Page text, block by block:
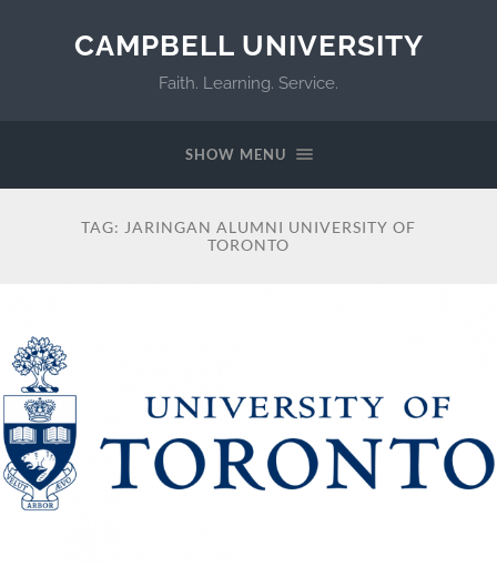
CAMPBELL UNIVERSITY
Faith. Learning. Service.
SHOW MENU
TAG: JARINGAN ALUMNI UNIVERSITY OF
TORONTO